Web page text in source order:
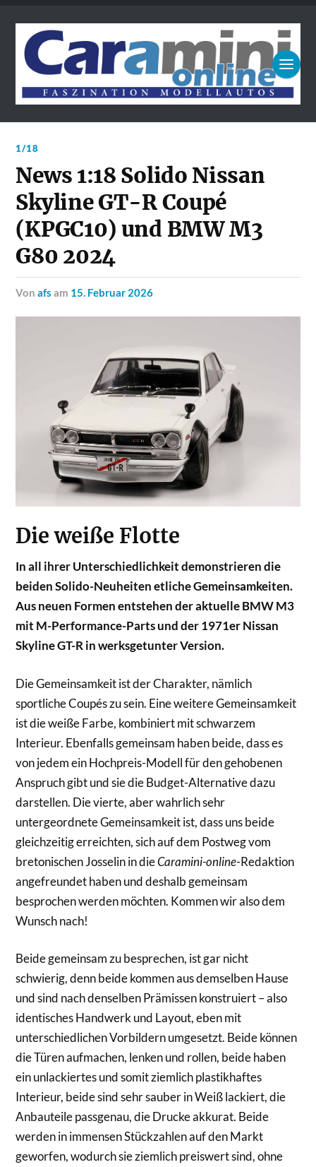
1/18
News 1:18 Solido Nissan
Skyline GT-R Coupé
(KPGC10) und BMW M3
G80 2024
vonafs am 15. Februar 2026
Die weiße Flotte
In all ihrer Unterschiedlichkeit demonstrieren die
beiden Solido-Neuheiten etliche Gemeinsamkeiten.
Aus neuen Formen entstehen der aktuelle BMW M3
mit M-Performance-Parts und der 1971er Nissan
Skyline GT-R in werksgetunter Version.
Die Gemeinsamkeit ist der Charakter, nämlich
sportliche Coupés zu sein. Eine weitere Gemeinsamkeit
ist die weiße Farbe, kombiniert mit schwarzem
Interieur. Ebenfalls gemeinsam haben beide, dass es
von jedem ein Hochpreis-Modell für den gehobenen
Anspruch gibt und sie die Budget-Alternative dazu
darstellen. Die vierte, aber wahrlich sehr
untergeordnete Gemeinsamkeit ist, dass uns beide
gleichzeitig erreichten, sich auf dem Postweg vom
bretonischen Josselin in dieCaramini-online-Redaktion
angefreundet haben und deshalb gemeinsam
besprochen werden möchten. Kommen wir also dem
Wunsch nach!
Beide gemeinsam zu besprechen, ist gar nicht
schwierig, denn beide kommen aus demselben Hause
und sind nach denselben Prämissen konstruiert – also
identisches Handwerk und Layout, eben mit
unterschiedlichen Vorbildern umgesetzt. Beide können
die Türen aufmachen, lenken und rollen, beide haben
ein unlackiertes und somit ziemlich plastikhaftes
Interieur, beide sind sehr sauber in Weiß lackiert, die
Anbauteile passgenau, die Drucke akkurat. Beide
werden in immensen Stückzahlen auf den Markt
geworfen, wodurch sie ziemlich preiswert sind, ohne